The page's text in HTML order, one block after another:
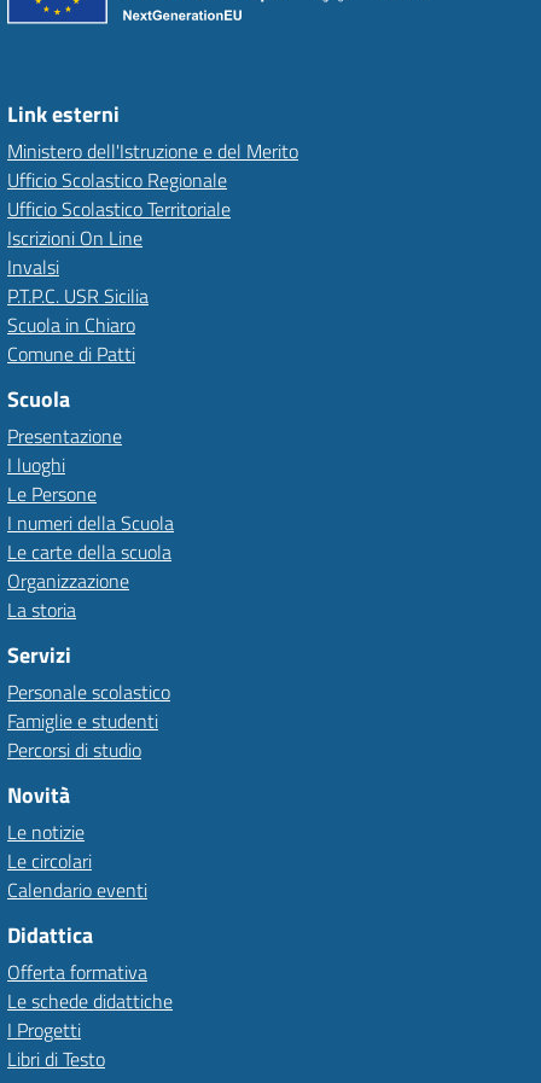
Link esterni
Ministero dell'Istruzione e del Merito
Ufficio Scolastico Regionale
Ufficio Scolastico Territoriale
Iscrizioni On Line
Invalsi
P.T.P.C. USR Sicilia
Scuola in Chiaro
Comune di Patti
Scuola
Presentazione
I luoghi
Le Persone
I numeri della Scuola
Le carte della scuola
Organizzazione
La storia
Servizi
Personale scolastico
Famiglie e studenti
Percorsi di studio
Novità
Le notizie
Le circolari
Calendario eventi
Didattica
Offerta formativa
Le schede didattiche
I Progetti
Libri di Testo